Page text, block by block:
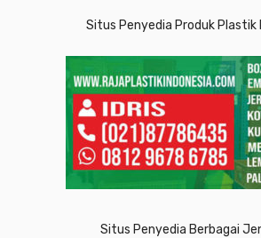
Situs Penyedia Produk Plastik
Situs Penyedia Berbagai